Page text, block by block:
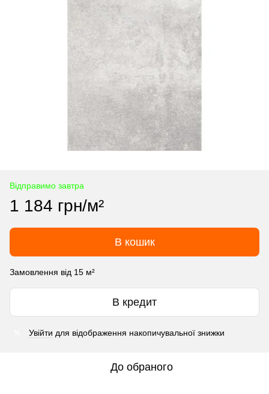
Відправимо завтра
1 184 грн/м²
В кошик
Замовлення від 15 м²
В кредит
Увійти для відображення накопичувальної знижки
До обраного